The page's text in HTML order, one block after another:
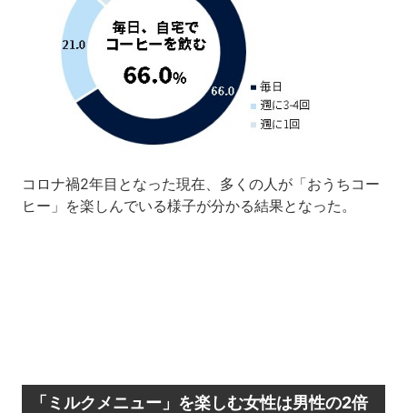
コロナ禍2年目となった現在、多くの人が「おうちコー
ヒー」を楽しんでいる様子が分かる結果となった。
「ミルクメニュー」を楽しむ女性は男性の2倍